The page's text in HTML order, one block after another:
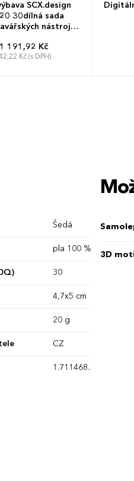
SCX.design
30dílná sada
nástrojů v
191,92 Kč
Kč (s DPH)
Šedá
pla 100 %
30
4,7x5 cm
20 g
CZ
1.711468.3.00
3D